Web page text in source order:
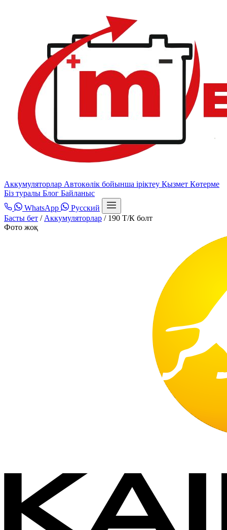
Аккумуляторлар Автокөлік бойынша іріктеу Қызмет Көтерме
Біз туралы Блог Байланыс
WhatsApp
Русский
Басты бет / Аккумуляторлар / 190 Т/К болт
Фото жоқ